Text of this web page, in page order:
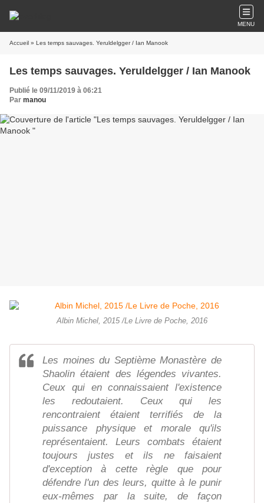
MENU
Accueil » Les temps sauvages. Yeruldelgger / Ian Manook
Les temps sauvages. Yeruldelgger / Ian Manook
Publié le 09/11/2019 à 06:21
Par manou
Albin Michel, 2015 /Le Livre de Poche, 2016
Les moines du Septième Monastère de
Shaolin étaient des légendes vivantes.
Ceux qui en connaissaient l'existence
les redoutaient. Ceux qui les
rencontraient étaient terrifiés de la
puissance physique et morale qu'ils
représentaient. Leurs combats étaient
toujours justes et ils ne faisaient
d'exception à cette règle que pour
défendre l'un des leurs, quitte à le punir
eux-mêmes par la suite, de façon